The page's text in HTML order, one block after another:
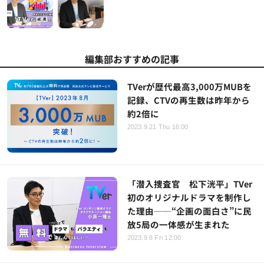
編集部おすすめの記事
TVerが歴代最高3,000万MUBを
記録、CTVの再生数は昨年から
約2倍に
2023.9.21 Thu 16:00
「潜入捜査官 松下洸平」TVer
初のオリジナルドラマを制作し
た理由──“企画の面白さ”に民
放5局の一体感が生まれた
2023.9.8 Fri 12:00